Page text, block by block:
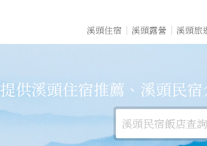
溪頭住宿 溪頭露營 溪頭旅
提供溪頭住宿推薦、溪頭民